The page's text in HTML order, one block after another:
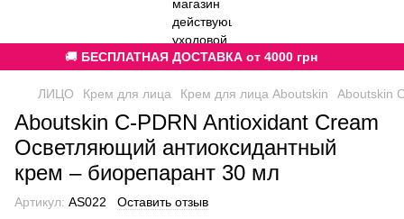
🚚 БЕСПЛАТНАЯ ДОСТАВКА от 4000 грн
ЛИЦО Крем для лица Крем для лица Aboutskin Aboutskin
Aboutskin C-PDRN Antioxidant Cream
Осветляющий антиоксидантный
крем – биорепарант 30 мл
Артикул: AS022 Оставить отзыв